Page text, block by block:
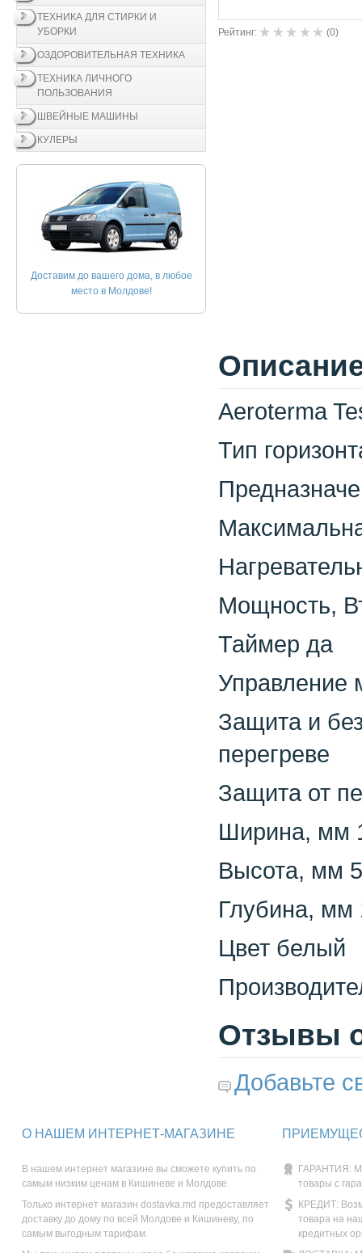
ТЕХНИКА ДЛЯ СТИРКИ И
УБОРКИ
ОЗДОРОВИТЕЛЬНАЯ ТЕХНИКА
ТЕХНИКА ЛИЧНОГО
ПОЛЬЗОВАНИЯ
ШВЕЙНЫЕ МАШИНЫ
КУЛЕРЫ
Доставим до вашего дома, в любое
место в Молдове!
Рейтинг: (0)
Aeroterma
Тип
Мощность,
Таймер да
Управление
Защита и
перегреве
Защита от
Ширина, мм
Высота, мм
Глубина, мм
Цвет белый
Отзывы
Добавьте
О НАШЕМ ИНТЕРНЕТ-МАГАЗИНЕ
В нашем интернет магазине вы сможете купить по
самым низким ценам в Кишиневе и Молдове.
Только интернет магазин dostavka.md предоставляет
доставку до дому по всей Молдове и Кишиневу, по
самым выгодным тарифам.
ГАРАНТИЯ:
товары с
КРЕДИТ:
товара на
кредитных